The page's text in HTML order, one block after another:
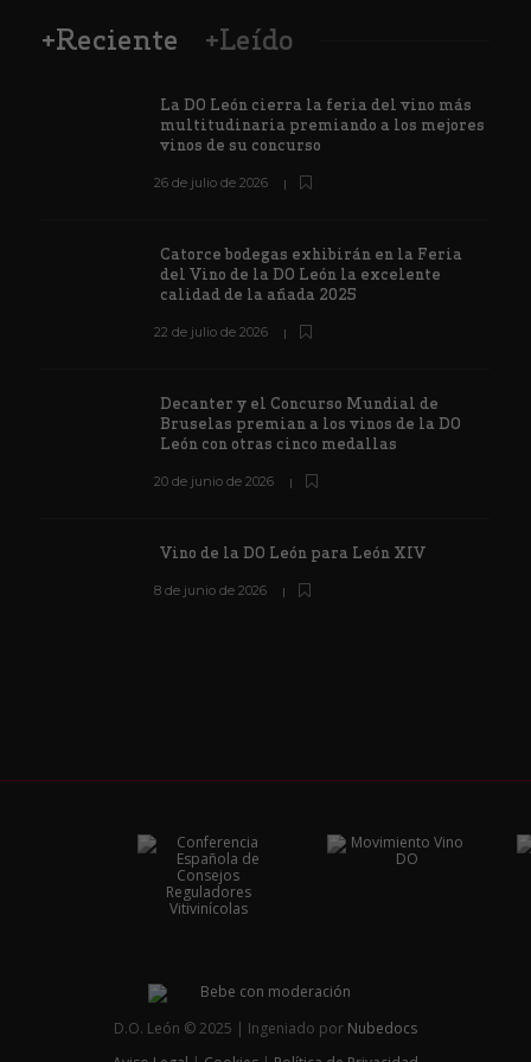
+Reciente +Leído
La DO León cierra la feria del vino más
multitudinaria premiando a los mejores
vinos de su concurso
26 de julio de 2026
Catorce bodegas exhibirán en la Feria
del Vino de la DO León la excelente
calidad de la añada 2025
22 de julio de 2026
Decanter y el Concurso Mundial de
Bruselas premian a los vinos de la DO
León con otras cinco medallas
20 de junio de 2026
Vino de la DO León para León XIV
8 de junio de 2026
D.O. León © 2025 | Ingeniado por Nubedocs